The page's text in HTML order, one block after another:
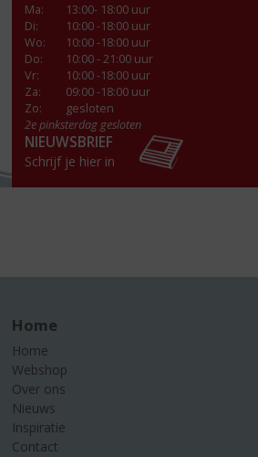
Ma:
13:00- 18:00 uur
Di:
10:00 -18:00 uur
Wo:
10:00 -18:00 uur
Do:
10:00 - 21:00 uur
Vr:
10:00 -18:00 uur
Za:
09:00 -18:00 uur
Zo:
gesloten
2e pinksterdag gesloten
NIEUWSBRIEF
Schrijf je hier in
Home
Home
Webshop
Over ons
Nieuws
Inspiratie
Contact